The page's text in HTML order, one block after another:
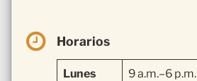
Horarios
Lunes 9 a.m.–6 p.m.